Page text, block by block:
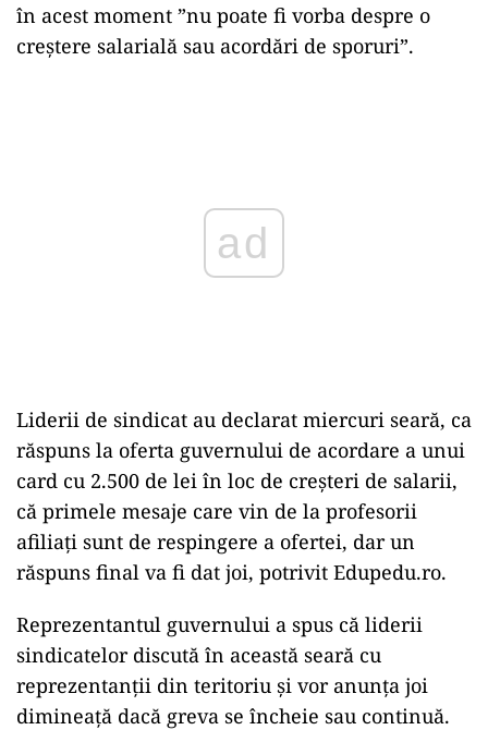
în acest moment ”nu poate fi vorba despre o
creștere salarială sau acordări de sporuri”.
Liderii de sindicat au declarat miercuri seară, ca
răspuns la oferta guvernului de acordare a unui
card cu 2.500 de lei în loc de creșteri de salarii,
că primele mesaje care vin de la profesorii
afiliați sunt de respingere a ofertei, dar un
răspuns final va fi dat joi, potrivit Edupedu.ro.
Reprezentantul guvernului a spus că liderii
sindicatelor discută în această seară cu
reprezentanții din teritoriu și vor anunța joi
dimineață dacă greva se încheie sau continuă.